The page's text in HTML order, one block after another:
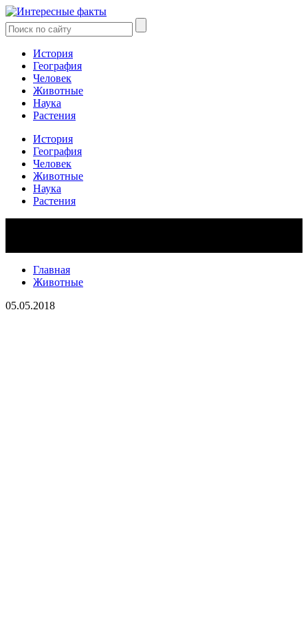
История
География
Человек
Животные
Наука
Растения
История
География
Человек
Животные
Наука
Растения
Главная
Животные
05.05.2018